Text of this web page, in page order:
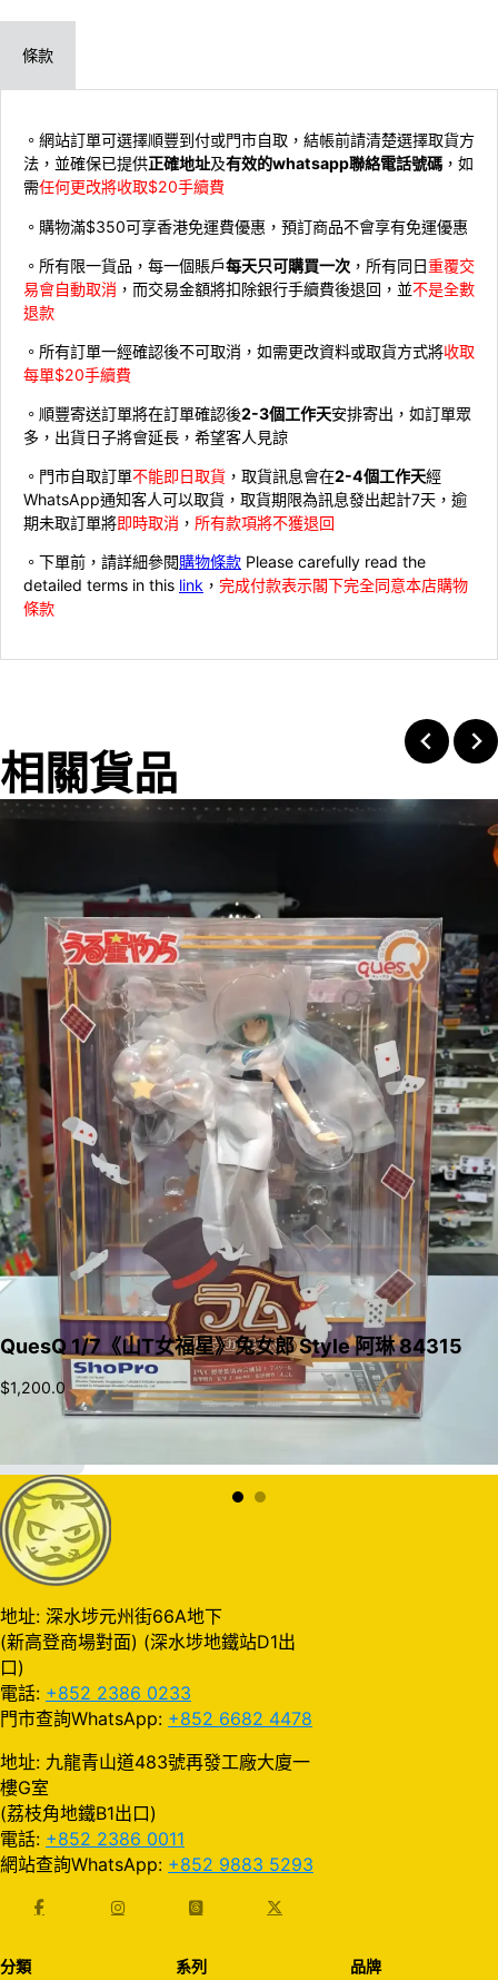
條款
。網站訂單可選擇順豐到付或門市自取，結帳前請清楚選擇取貨方
法，並確保已提供正確地址及有效的whatsapp聯絡電話號碼 ，如
需任何更改將收取$20手續費
。購物滿$350可享香港免運費優惠，預訂商品不會享有免運優惠
。所有限一貨品，每一個賬戶每天只可購買一次 ，所有同日重覆交
易會自動取消 ，而交易金額將扣除銀行手續費後退回，並不是全數
退款
。所有訂單一經確認後不可取消，如需更改資料或取貨方式將收取
每單$20手續費
。順豐寄送訂單將在訂單確認後2-3個工作天安排寄出，如訂單眾
多，出貨日子將會延長，希望客人見諒
。門市自取訂單不能即日取貨 ，取貨訊息會在2-4個工作天經
WhatsApp通知客人可以取貨，取貨期限為訊息發出起計7天，逾
期未取訂單將即時取消 ， 所有款項將不獲退回
。下單前，請詳細參閱購物條款 Please carefully read the
detailed terms in this link ， 完成付款表示閣下完全同意本店購物
條款
相關貨品
QuesQ 1/7《山T女福星》兔女郎 Style 阿琳 84315
$1,200.0
地址: 深水埗元州街66A地下
(新高登商場對面) (深水埗地鐵站D1出
口)
電話: +852 2386 0233
門市查詢WhatsApp: +852 6682 4478
地址: 九龍青山道483號再發工廠大廈一
樓G室
(荔枝角地鐵B1出口)
電話: +852 2386 0011
網站查詢WhatsApp: +852 9883 5293
分類 系列 品牌